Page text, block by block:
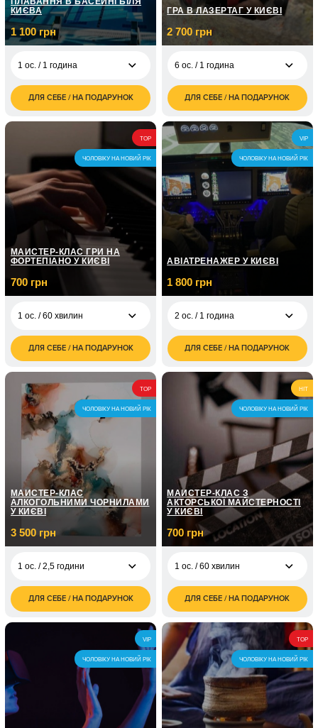
КИЄВА
1 100 грн
1 ос. / 1 година
1 100
грн
950
грн
ДЛЯ СЕБЕ / НА ПОДАРУНОК
ГРА В ЛАЗЕРТАГ У КИЄВІ
2 700 грн
6 ос. / 1 година
2 700
грн
6 ос. / 2 години
4 800
грн
ДЛЯ СЕБЕ / НА ПОДАРУНОК
TOP
ЧОЛОВІКУ НА НОВИЙ РІК
МАЙСТЕР-КЛАС ГРИ НА
ФОРТЕПІАНО У КИЄВІ
700 грн
1 ос. / 60 хвилин
700
грн
1 ос. / Курс гри на
фортепіано / 8
занять по 1 годині
5 050
грн
1 ос. / Курс гри на
фортепіано / 12
занять по 1 годині
ДЛЯ СЕБЕ / НА ПОДАРУНОК
VIP
ЧОЛОВІКУ НА НОВИЙ РІК
АВІАТРЕНАЖЕР У КИЄВІ
1 800 грн
2 ос. / 1 година
1 800
грн
ДЛЯ СЕБЕ / НА ПОДАРУНОК
TOP
ЧОЛОВІКУ НА НОВИЙ РІК
МАЙСТЕР-КЛАС
АЛКОГОЛЬНИМИ ЧОРНИЛАМИ
У КИЄВІ
3 500 грн
1 ос. / 2,5 години
3 500
грн
7 000
грн
ДЛЯ СЕБЕ / НА ПОДАРУНОК
HIT
ЧОЛОВІКУ НА НОВИЙ РІК
МАЙСТЕР-КЛАС З
АКТОРСЬКОЇ МАЙСТЕРНОСТІ
У КИЄВІ
700 грн
1 ос. / 60 хвилин
700
грн
1 ос. / 8 занять по 1
годині
4 350
грн
1 ос. / 12 занять по 1
годині
7 150
грн
1 ос. / 3 заняття по 1
годині
грн
ДЛЯ СЕБЕ / НА ПОДАРУНОК
VIP
ЧОЛОВІКУ НА НОВИЙ РІК
TOP
ЧОЛОВІКУ НА НОВИЙ РІК